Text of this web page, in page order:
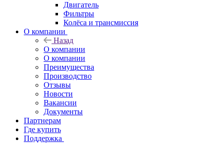
Двигатель
Фильтры
Колёса и трансмиссия
О компании
Назад
О компании
О компании
Преимущества
Производство
Отзывы
Новости
Вакансии
Документы
Партнерам
Где купить
Поддержка